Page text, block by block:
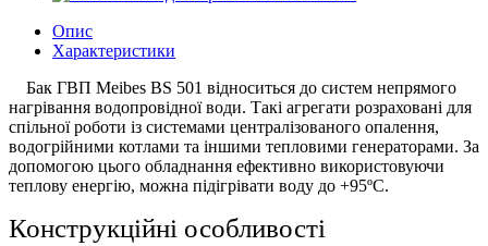
Опис
Характеристики
Бак ГВП Meibes BS 501 відноситься до систем непрямого
нагрівання водопровідної води. Такі агрегати розраховані для
спільної роботи із системами централізованого опалення,
водогрійними котлами та іншими тепловими генераторами. За
допомогою цього обладнання ефективно використовуючи
теплову енергію, можна підігрівати воду до +95ºС.
Конструкційні особливості